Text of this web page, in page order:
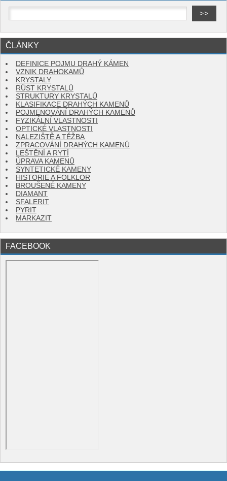
ČLÁNKY
DEFINICE POJMU DRAHÝ KÁMEN
VZNIK DRAHOKAMŮ
KRYSTALY
RŮST KRYSTALŮ
STRUKTURY KRYSTALŮ
KLASIFIKACE DRAHÝCH KAMENŮ
POJMENOVÁNÍ DRAHÝCH KAMENŮ
FYZIKÁLNÍ VLASTNOSTI
OPTICKÉ VLASTNOSTI
NALEZIŠTĚ A TĚŽBA
ZPRACOVÁNÍ DRAHÝCH KAMENŮ
LEŠTĚNÍ A RYTÍ
ÚPRAVA KAMENŮ
SYNTETICKÉ KAMENY
HISTORIE A FOLKLOR
BROUŠENÉ KAMENY
DIAMANT
SFALERIT
PYRIT
MARKAZIT
FACEBOOK